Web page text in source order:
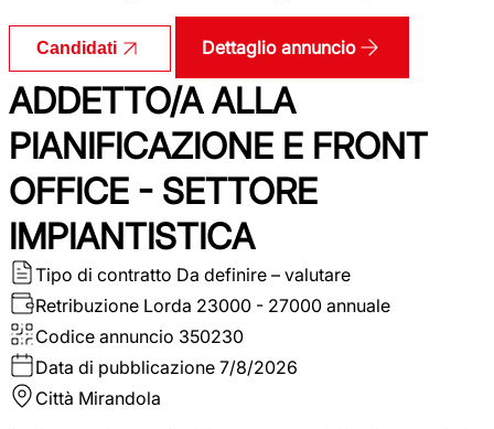
Candidati Dettaglio annuncio
ADDETTO/A ALLA
PIANIFICAZIONE E FRONT
OFFICE - SETTORE
IMPIANTISTICA
Tipo di contratto Da definire – valutare
Retribuzione Lorda 23000 - 27000 annuale
Codice annuncio 350230
Data di pubblicazione 7/8/2026
Città Mirandola